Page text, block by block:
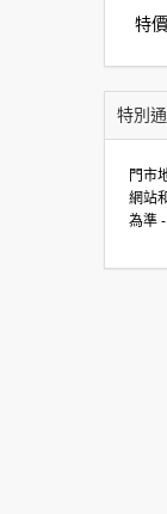
特
特別
門市
網站
為準